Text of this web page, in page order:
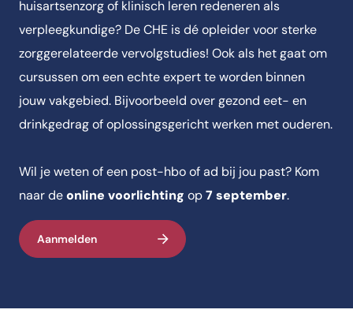
huisartsenzorg of klinisch leren redeneren als
verpleegkundige? De CHE is dé opleider voor sterke
zorggerelateerde vervolgstudies! Ook als het gaat om
cursussen om een echte expert te worden binnen
jouw vakgebied. Bijvoorbeeld over gezond eet- en
drinkgedrag of oplossingsgericht werken met ouderen.
Wil je weten of een post-hbo of ad bij jou past? Kom
naar deonline voorlichting op7 september.
Aanmelden